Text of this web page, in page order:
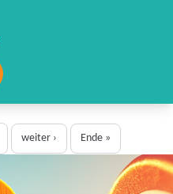
weiter › Ende »